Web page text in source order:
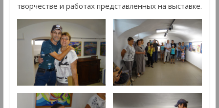
творчестве и работах представленных на выставке.